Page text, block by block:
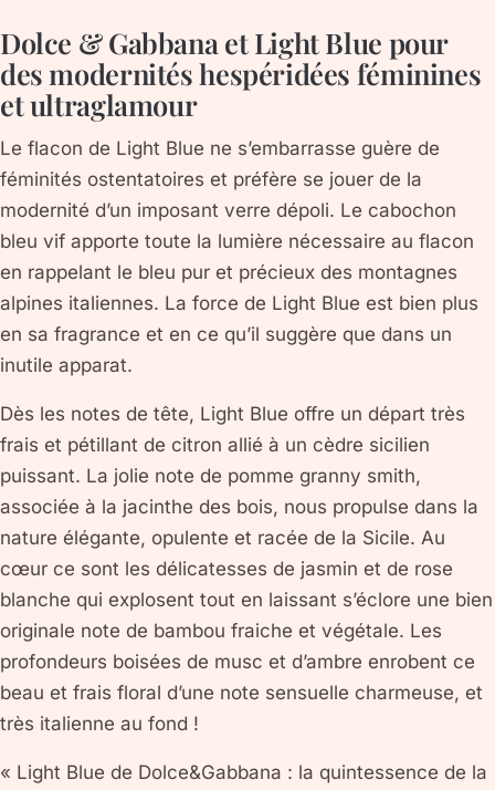
Dolce & Gabbana et Light Blue pour
des modernités hespéridées féminines
et ultraglamour
Le flacon de Light Blue ne s’embarrasse guère de
féminités ostentatoires et préfère se jouer de la
modernité d’un imposant verre dépoli. Le cabochon
bleu vif apporte toute la lumière nécessaire au flacon
en rappelant le bleu pur et précieux des montagnes
alpines italiennes. La force de Light Blue est bien plus
en sa fragrance et en ce qu’il suggère que dans un
inutile apparat.
Dès les notes de tête, Light Blue offre un départ très
frais et pétillant de citron allié à un cèdre sicilien
puissant. La jolie note de pomme granny smith,
associée à la jacinthe des bois, nous propulse dans la
nature élégante, opulente et racée de la Sicile. Au
cœur ce sont les délicatesses de jasmin et de rose
blanche qui explosent tout en laissant s’éclore une bien
originale note de bambou fraiche et végétale. Les
profondeurs boisées de musc et d’ambre enrobent ce
beau et frais floral d’une note sensuelle charmeuse, et
très italienne au fond !
« Light Blue de Dolce&Gabbana : la quintessence de la